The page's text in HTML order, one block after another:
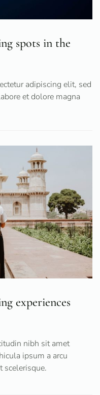
spots in the
adipiscing elit, sed
et dolore magna
experiences
nibh sit amet
ipsum a arcu
scelerisque.